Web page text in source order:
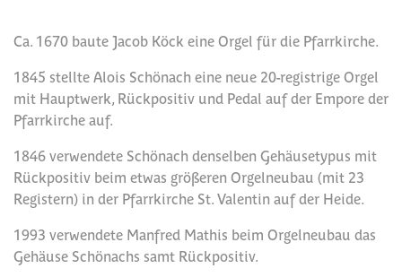
Ca. 1670 baute Jacob Köck eine Orgel für die Pfarrkirche.
1845 stellte Alois Schönach eine neue 20-registrige Orgel
mit Hauptwerk, Rückpositiv und Pedal auf der Empore der
Pfarrkirche auf.
1846 verwendete Schönach denselben Gehäusetypus mit
Rückpositiv beim etwas größeren Orgelneubau (mit 23
Registern) in der Pfarrkirche St. Valentin auf der Heide.
1993 verwendete Manfred Mathis beim Orgelneubau das
Gehäuse Schönachs samt Rückpositiv.